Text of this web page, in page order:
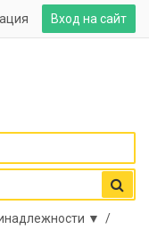
Вход на сайт
▼ /